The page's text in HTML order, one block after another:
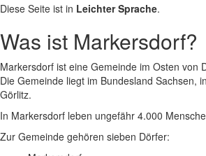
Diese Seite ist in Leichter Sprache.
Was ist Markersdorf?
Markersdorf ist eine Gemeinde im Osten von
Die Gemeinde liegt im Bundesland Sachsen,
Görlitz.
In Markersdorf leben ungefähr 4.000
Zur Gemeinde gehören sieben Dörfer: